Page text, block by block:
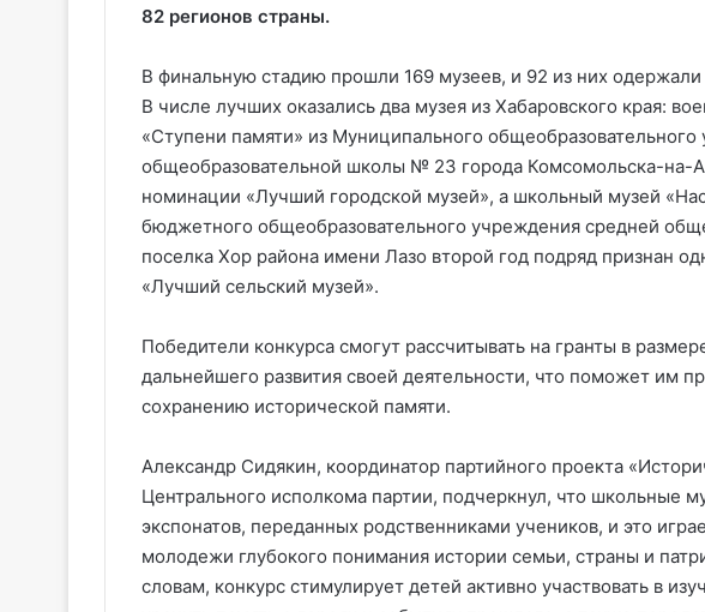
82 регионов страны.
В финальную стадию прошли 169 музеев, и 92 из них одержали
В числе лучших оказались два музея из Хабаровского края:
«Ступени памяти» из Муниципального
общеобразовательной школы № 23 города Комсомольска-на-
номинации «Лучший городской музей», а школьный музей
бюджетного общеобразовательного учреждения средней
поселка Хор района имени Лазо второй год подряд признан
«Лучший сельский музей».
Победители конкурса смогут рассчитывать на гранты в
дальнейшего развития своей деятельности, что поможет им
сохранению исторической памяти.
Александр Сидякин, координатор партийного проекта
Центрального исполкома партии, подчеркнул, что школьные
экспонатов, переданных родственниками учеников, и это
молодежи глубокого понимания истории семьи, страны и
словам, конкурс стимулирует детей активно участвовать в